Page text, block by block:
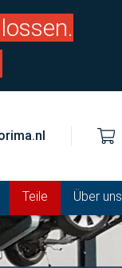
Teile Über uns